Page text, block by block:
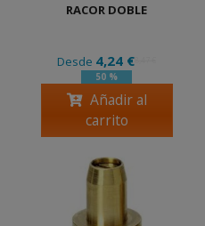
RACOR DOBLE
Desde 4,24 €
50 %
Añadir al
carrito